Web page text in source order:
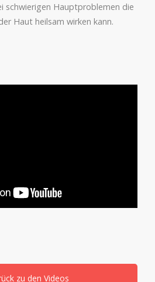
schwierigen Hauptproblemen die
Haut heilsam wirken kann.
zu den Videos